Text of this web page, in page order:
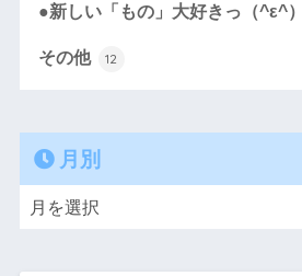
●新しい「もの」大好きっ（^ε^）
その他 12
月別